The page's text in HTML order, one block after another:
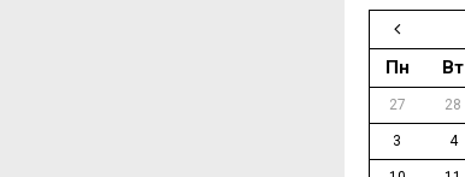
Пн
Вт
27 28
3 4